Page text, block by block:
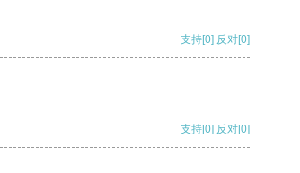
支持[0] 反对[0]
支持[0] 反对[0]